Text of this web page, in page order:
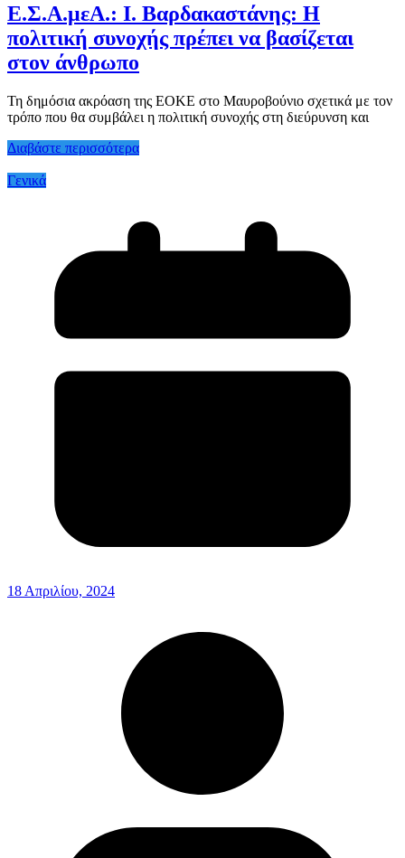
Ε.Σ.Α.μεΑ.: Ι. Βαρδακαστάνης: Η
πολιτική συνοχής πρέπει να βασίζεται
στον άνθρωπο
Τη δημόσια ακρόαση της ΕΟΚΕ στο Μαυροβούνιο σχετικά με τον
τρόπο που θα συμβάλει η πολιτική συνοχής στη διεύρυνση και
Διαβάστε περισσότερα
Γενικά
18 Απριλίου, 2024